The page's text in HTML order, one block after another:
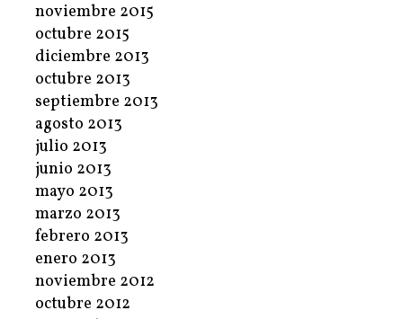
noviembre 2015
octubre 2015
diciembre 2013
octubre 2013
septiembre 2013
agosto 2013
julio 2013
junio 2013
mayo 2013
marzo 2013
febrero 2013
enero 2013
noviembre 2012
octubre 2012